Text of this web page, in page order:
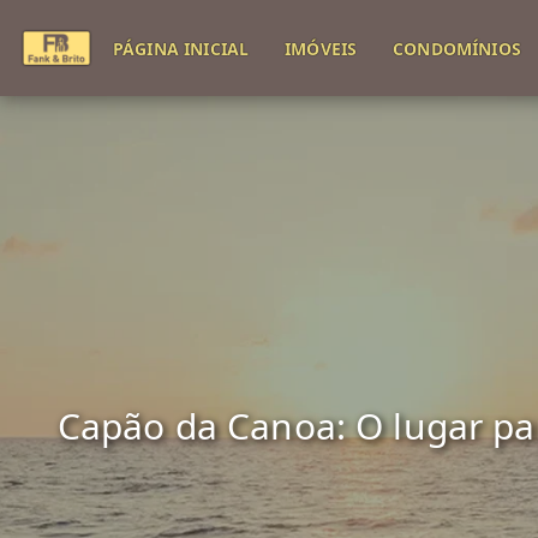
PÁGINA INICIAL IMÓVEIS CONDOMÍNIOS
Capão da Canoa: O lugar